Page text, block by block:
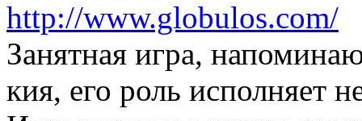
http://www.globulos.com/
Занятная игра,
кия, его роль исполняет